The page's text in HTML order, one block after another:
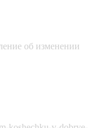
об изменении